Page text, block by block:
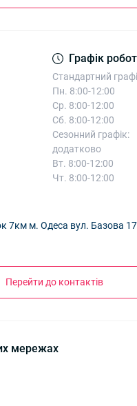
Графік
Стандартний
Пн. 8:00-12:00
Ср. 8:00-12:00
Сб. 8:00-12:00
Сезонний графік:
додатково
Вт. 8:00-12:00
Чт. 8:00-12:00
7км м. Одеса вул. Базова 17
Перейти до контактів
мережах